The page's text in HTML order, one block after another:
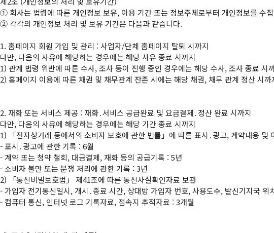
①
② 각각의 개인정보 처리 및 보유 기간은 다음과 같습니다.
1. 홈페이지 회원 가입 및 관리 : 사업자/단체 홈페이지 탈퇴 시까지
다만, 다음의 사유에 해당하는 경우에는 해당 사유 종료 시까지
1) 관계 법령 위반에 따른 수사, 조사 등이 진행 중인 경우에는 해당 수사, 조사 종료 시
2) 홈페이지 이용에 따른 채권 및 채무관계 잔존 시에는 해당 채권, 채무 관계 정산 시까
2. 재화 또는 서비스 제공 : 재화․서비스 공급완료 및 요금결제․정산 완료 시까지
다만, 다음의 사유에 해당하는 경우에는 해당 기간 종료 시까지
1) 「전자상거래 등에서의 소비자 보호에 관한 법률」에 따른 표시․광고, 계약내용 및
- 표시․광고에 관한 기록 : 6월
- 계약 또는 청약 철회, 대금결제, 재화 등의 공급기록 : 5년
- 소비자 불만 또는 분쟁 처리에 관한 기록 : 3년
2) 「통신비밀보호법」 제41조에 따른 통신사실확인자료 보관
- 가입자 전기통신일시, 개시․종료 시간, 상대방 가입자 번호, 사용도수, 발신기지국 위
- 컴퓨터 통신, 인터넷 로그 기록자료, 접속지 추적자료 : 3개월